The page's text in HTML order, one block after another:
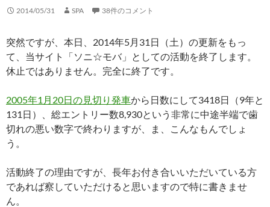
2014/05/31 SPA 38件のコメント
突然ですが、本日、2014年5月31日（土）の更新をもっ
て、当サイト「ソニ☆モバ」としての活動を終了します。
休止ではありません。完全に終了です。
2005年1月20日の見切り発車から日数にして3418日（9年と
131日）、総エントリー数8,930という非常に中途半端で歯
切れの悪い数字で終わりますが、ま、こんなもんでしょ
う。
活動終了の理由ですが、長年お付き合いいただいている方
であれば察していただけると思いますので特に書きませ
ん。